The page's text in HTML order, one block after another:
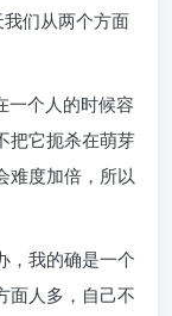
我们从两个方面
一个人的时候容
把它扼杀在萌芽
难度加倍，所以
，我的确是一个
面人多，自己不